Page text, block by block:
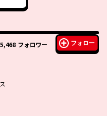
5,468 フォロワー フォロー